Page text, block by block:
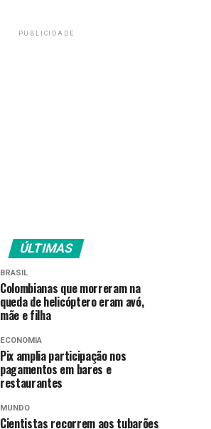
PUBLICIDADE
ÚLTIMAS
BRASIL
Colombianas que morreram na
queda de helicóptero eram avó,
mãe e filha
ECONOMIA
Pix amplia participação nos
pagamentos em bares e
restaurantes
MUNDO
Cientistas recorrem aos tubarões